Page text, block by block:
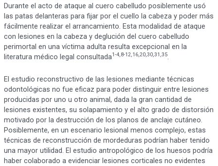
Durante el acto de ataque al cuero cabelludo posiblemente usó
las patas delanteras para fijar por el cuello la cabeza y poder más
fácilmente realizar el arrancamiento. Esta modalidad de ataque
con lesiones en la cabeza y deglución del cuero cabelludo
perimortal en una víctima adulta resulta excepcional en la
literatura médico legal consultada1-4,8-12,16,20,30,31,35.
El estudio reconstructivo de las lesiones mediante técnicas
odontológicas no fue eficaz para poder distinguir entre lesiones
producidas por uno u otro animal, dada la gran cantidad de
lesiones existentes, su solapamiento y el alto grado de distorsión
motivado por la destrucción de los planos de anclaje cutáneo.
Posiblemente, en un escenario lesional menos complejo, estas
técnicas de reconstrucción de mordeduras podrían haber tenido
una mayor utilidad. El estudio antropológico de los huesos podría
haber colaborado a evidenciar lesiones corticales no evidentes